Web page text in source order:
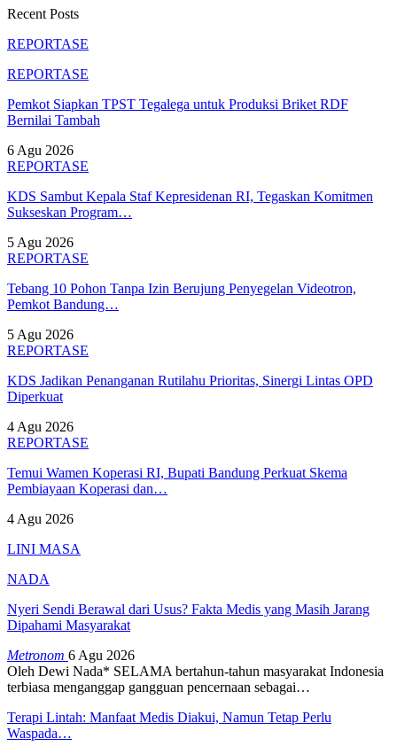
Recent Posts
REPORTASE
REPORTASE
Pemkot Siapkan TPST Tegalega untuk Produksi Briket RDF
Bernilai Tambah
6 Agu 2026
REPORTASE
KDS Sambut Kepala Staf Kepresidenan RI, Tegaskan Komitmen
Sukseskan Program…
5 Agu 2026
REPORTASE
Tebang 10 Pohon Tanpa Izin Berujung Penyegelan Videotron,
Pemkot Bandung…
5 Agu 2026
REPORTASE
KDS Jadikan Penanganan Rutilahu Prioritas, Sinergi Lintas OPD
Diperkuat
4 Agu 2026
REPORTASE
Temui Wamen Koperasi RI, Bupati Bandung Perkuat Skema
Pembiayaan Koperasi dan…
4 Agu 2026
LINI MASA
NADA
Nyeri Sendi Berawal dari Usus? Fakta Medis yang Masih Jarang
Dipahami Masyarakat
Metronom 6 Agu 2026
Oleh Dewi Nada* SELAMA bertahun-tahun masyarakat Indonesia
terbiasa menganggap gangguan pencernaan sebagai…
Terapi Lintah: Manfaat Medis Diakui, Namun Tetap Perlu
Waspada…